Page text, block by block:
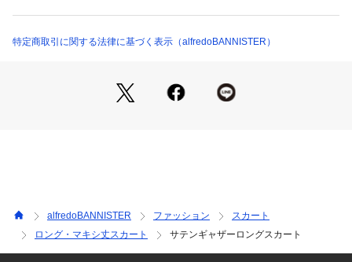
31370070012 （ショップ）
特定商取引に関する法律に基づく表示（alfredoBANNISTER）
alfredoBANNISTER ファッション
スカート
ロング・マキシ丈スカート
サテンギャザーロングスカート